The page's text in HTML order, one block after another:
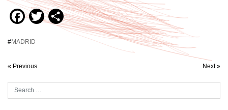
Facebook
TwitterCompartir
#MADRID
« Previous Next »